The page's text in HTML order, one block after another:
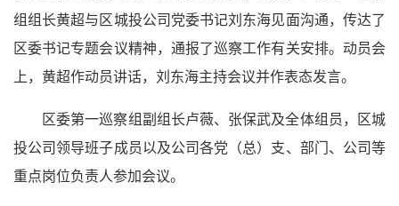
组组长黄超与区城投公司党委书记刘东海见面沟通，传达了
区委书记专题会议精神，通报了巡察工作有关安排。动员会
上，黄超作动员讲话，刘东海主持会议并作表态发言。
区委第一巡察组副组长卢薇、张保武及全体组员，区城
投公司领导班子成员以及公司各党（总）支、部门、公司等
重点岗位负责人参加会议。